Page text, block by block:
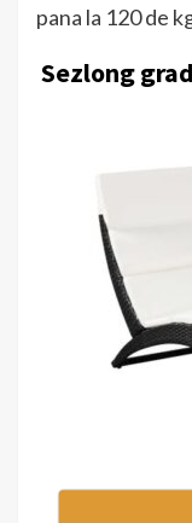
pana la 120 de
Sezlong